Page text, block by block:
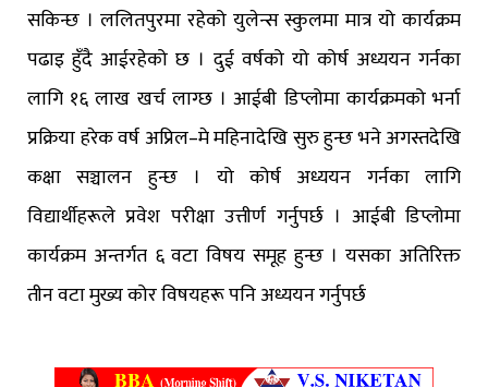
सकिन्छ । ललितपुरमा रहेको युलेन्स स्कुलमा मात्र यो कार्यक्रम
पढाइ हुँदै आईरहेको छ । दुई वर्षको यो कोर्ष अध्ययन गर्नका
लागि १६ लाख खर्च लाग्छ । आईबी डिप्लोमा कार्यक्रमको भर्ना
प्रक्रिया हरेक वर्ष अप्रिल–मे महिनादेखि सुरु हुन्छ भने अगस्तदेखि
कक्षा सञ्चालन हुन्छ । यो कोर्ष अध्ययन गर्नका लागि
विद्यार्थीहरूले प्रवेश परीक्षा उत्तीर्ण गर्नुपर्छ । आईबी डिप्लोमा
कार्यक्रम अन्तर्गत ६ वटा विषय समूह हुन्छ । यसका अतिरिक्त
तीन वटा मुख्य कोर विषयहरू पनि अध्ययन गर्नुपर्छ